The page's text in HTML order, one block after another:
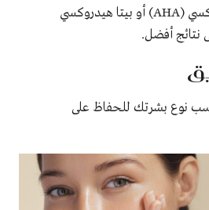
أحماض الألفا هيدروكسي (AHA) أو بيتا هيدروكسي
نوع بشرتك للحفاظ على